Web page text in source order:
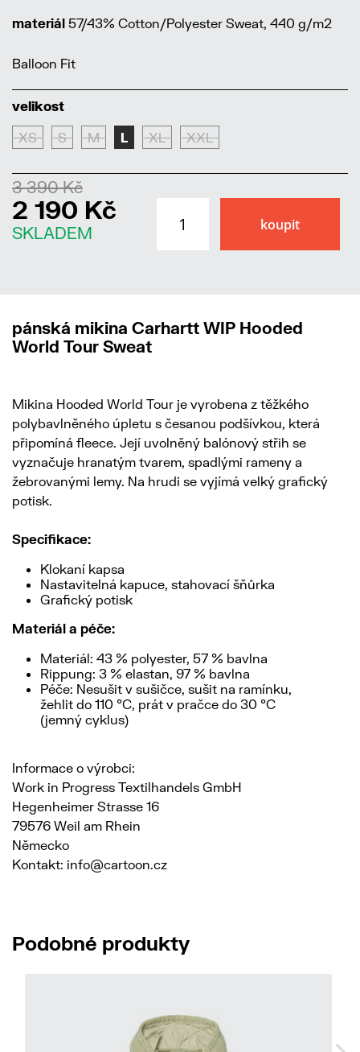
materiál 57/43% Cotton/Polyester Sweat, 440 g/m2
Balloon Fit
velikost
XS S M L XL XXL
3 390 Kč
2 190 Kč
SKLADEM
pánská mikina Carhartt WIP Hooded
World Tour Sweat
Mikina Hooded World Tour je vyrobena z těžkého
polybavlněného úpletu s česanou podšívkou, která
připomíná fleece. Její uvolněný balónový střih se
vyznačuje hranatým tvarem, spadlými rameny a
žebrovanými lemy. Na hrudi se vyjímá velký grafický
potisk.
Specifikace:
Klokaní kapsa
Nastavitelná kapuce, stahovací šňůrka
Grafický potisk
Materiál a péče:
Materiál: 43 % polyester, 57 % bavlna
Rippung: 3 % elastan, 97 % bavlna
Péče: Nesušit v sušičce, sušit na ramínku,
žehlit do 110 °C, prát v pračce do 30 °C
(jemný cyklus)
Informace o výrobci:
Work in Progress Textilhandels GmbH
Hegenheimer Strasse 16
79576 Weil am Rhein
Německo
Kontakt: info@cartoon.cz
Podobné produkty